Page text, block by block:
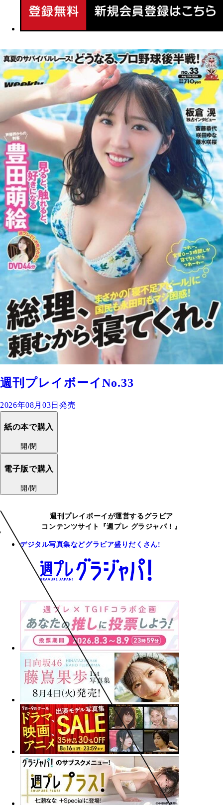
週刊プレイボーイNo.33
2026年08月03日発売
紙の本で購入
開/閉
電子版で購入
開/閉
週刊プレイボーイが運営するグラビア
コンテンツサイト『週プレ グラジャパ！』
デジタル写真集などグラビア盛りだくさん!